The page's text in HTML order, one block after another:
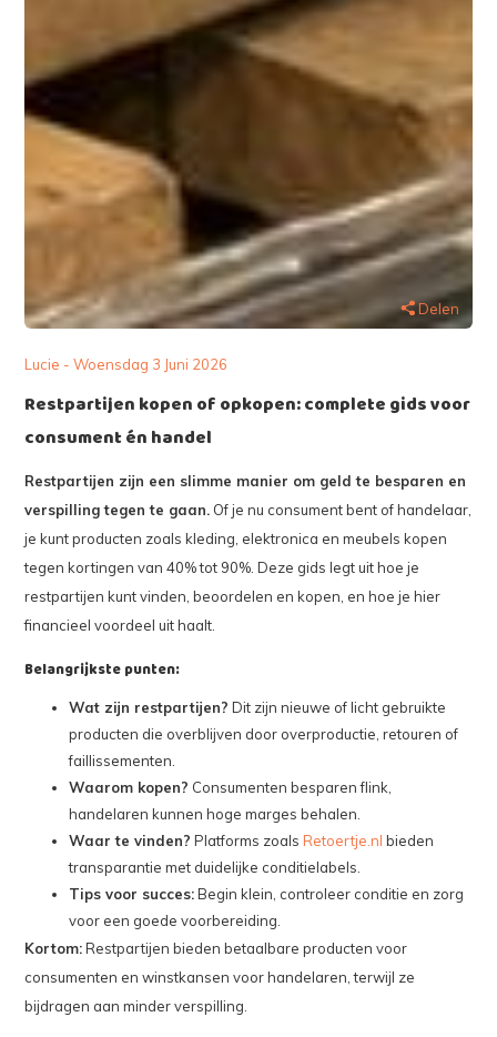
Delen
Lucie - Woensdag 3 Juni 2026
Restpartijen kopen of opkopen: complete gids voor
consument én handel
Restpartijen zijn een slimme manier om geld te besparen en
verspilling tegen te gaan. Of je nu consument bent of handelaar,
je kunt producten zoals kleding, elektronica en meubels kopen
tegen kortingen van 40% tot 90%. Deze gids legt uit hoe je
restpartijen kunt vinden, beoordelen en kopen, en hoe je hier
financieel voordeel uit haalt.
Belangrijkste punten:
Wat zijn restpartijen? Dit zijn nieuwe of licht gebruikte
producten die overblijven door overproductie, retouren of
faillissementen.
Waarom kopen? Consumenten besparen flink,
handelaren kunnen hoge marges behalen.
Waar te vinden? Platforms zoalsRetoertje.nl bieden
transparantie met duidelijke conditielabels.
Tips voor succes:Begin klein, controleer conditie en zorg
voor een goede voorbereiding.
Kortom:Restpartijen bieden betaalbare producten voor
consumenten en winstkansen voor handelaren, terwijl ze
bijdragen aan minder verspilling.